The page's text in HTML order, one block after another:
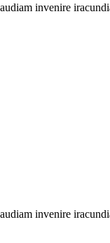
invenire
invenire